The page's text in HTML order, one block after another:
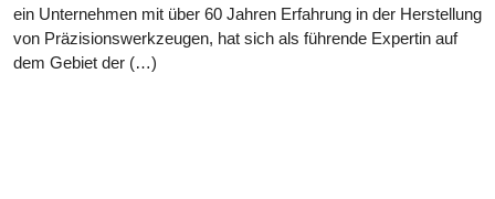
ein Unternehmen mit über 60 Jahren Erfahrung in der Herstellung
von Präzisionswerkzeugen, hat sich als führende Expertin auf
dem Gebiet der (…)